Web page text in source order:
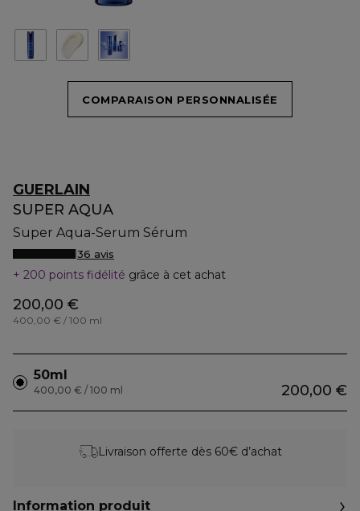
COMPARAISON PERSONNALISÉE
GUERLAIN
SUPER AQUA
Super Aqua-Serum Sérum
36 avis
200 points fidélité grâce à cet achat
200,00 €
400,00 € / 100 ml
50ml
200,00 €
400,00 € / 100 ml
Livraison offerte dès 60€ d’achat
Information produit